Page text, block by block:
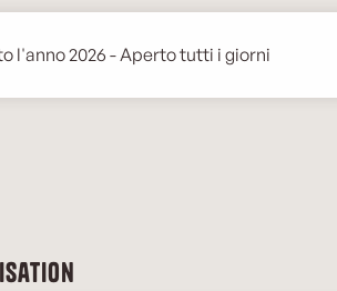
l'anno 2026 - Aperto tutti i giorni